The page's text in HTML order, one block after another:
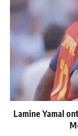
Lamine Yamal